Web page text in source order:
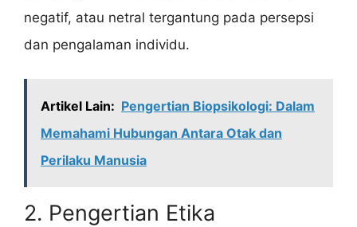
negatif, atau netral tergantung pada persepsi
dan pengalaman individu.
Artikel Lain: Pengertian Biopsikologi: Dalam
Memahami Hubungan Antara Otak dan
Perilaku Manusia
2. Pengertian Etika